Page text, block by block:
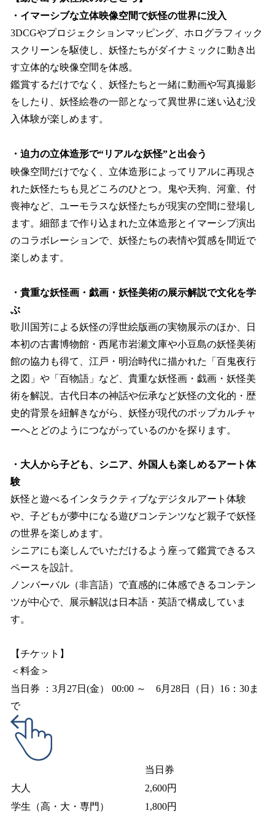
・イマーシブな立体映像空間で妖怪の世界に没入
3DCGやプロジェクションマッピング、ホログラフィック
スクリーンを駆使し、妖怪たちがダイナミックに動き出
す立体的な映像空間を体感。
鑑賞するだけでなく、妖怪たちと一緒に動画や写真撮影
をしたり、妖怪絵巻の一部となって異世界に迷い込む没
入体験が楽しめます。
・迫力の立体造形で“リアルな妖怪”と出会う
映像空間だけでなく、立体造形によってリアルに再現さ
れた妖怪たちも見どころのひとつ。鬼や天狗、河童、付
喪神など、ユーモラスな妖怪たちが現実の空間に登場し
ます。細部まで作り込まれた立体造形とイマーシブ演出
のコラボレーションで、妖怪たちの表情や質感を間近で
楽しめます。
・貴重な妖怪画・戯画・妖怪美術の展示解説で文化を学
ぶ
歌川国芳による妖怪の浮世絵版画の実物展示のほか、日
本初の古書博物館・西尾市岩瀬文庫や小豆島の妖怪美術
館の協力も得て、江戸・明治時代に描かれた「百鬼夜行
之図」や「百物語」など、貴重な妖怪画・戯画・妖怪美
術を解説。古代日本の神話や伝承など妖怪の文化的・歴
史的背景を紐解きながら、妖怪が現代のポップカルチャ
ーへとどのようにつながっているのかを探ります。
・大人から子ども、シニア、外国人も楽しめるアート体
験
妖怪と遊べるインタラクティブなデジタルアート体験
や、子どもが夢中になる遊びコンテンツなど親子で妖怪
の世界を楽しめます。
シニアにも楽しんでいただけるよう座って鑑賞できるス
ペースを設計。
ノンバーバル（非言語）で直感的に体感できるコンテン
ツが中心で、展示解説は日本語・英語で構成していま
す。
【チケット】
＜料金＞
当日券 ：3月27日(金） 00:00 ～ 6月28日（日）16：30ま
で
当日券
大人
2,600円
学生（高・大・専門）
1,800円